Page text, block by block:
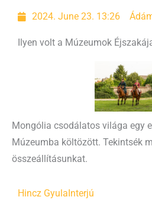
2024. June 23. 13:26
Ilyen volt a Múzeumok
Mongólia csodálatos világa egy
Múzeumba költözött. Tekintsék
összeállításunkat.
Hincz Gyula Interjú